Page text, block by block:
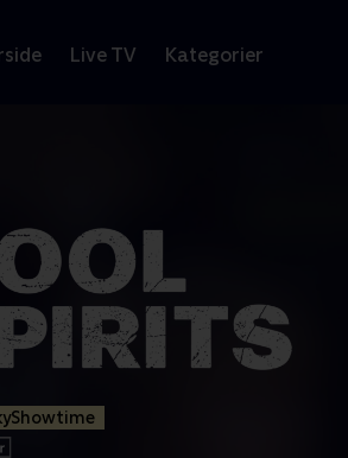
Live TV Kategorier